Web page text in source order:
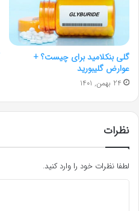
گلی بنکلامید برای چيست؟ +
عوارض گلیبورید
24 بهمن, 1401
نظرات
لطفا نظرات خود را وارد کنید.